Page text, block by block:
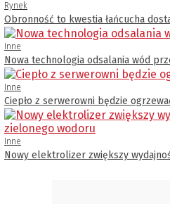
Rynek
Obronność to kwestia łańcucha
Inne
Nowa technologia odsalania wód
Inne
Ciepło z serwerowni będzie
Inne
Nowy elektrolizer zwiększy